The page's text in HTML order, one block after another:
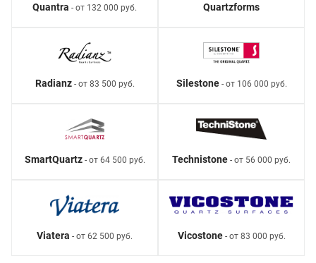
Quantra - от 132 000 руб. Quartzforms
Radianz- от 83 500 руб. Silestone- от 106 000 руб.
SmartQuartz- от 64 500 руб. Technistone - от 56 000 руб.
Viatera - от 62 500 руб. Vicostone- от 83 000 руб.